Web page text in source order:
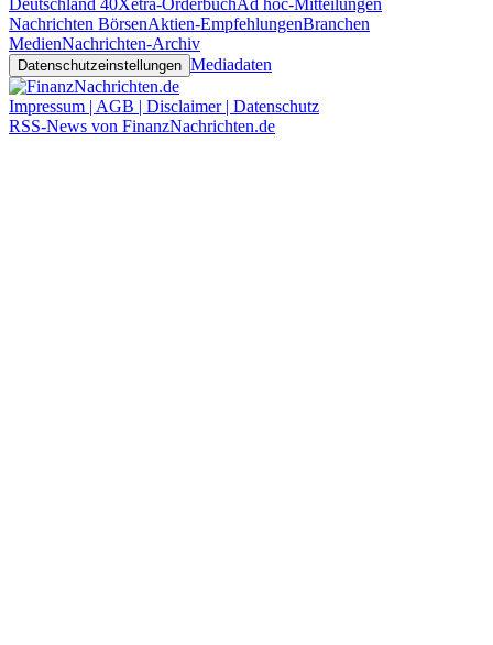
Deutschland 40Xetra-OrderbuchAd hoc-Mitteilungen
Nachrichten BörsenAktien-EmpfehlungenBranchen
MedienNachrichten-Archiv
Datenschutzeinstellungen Mediadaten
Impressum | AGB | Disclaimer | Datenschutz
RSS-News von FinanzNachrichten.de